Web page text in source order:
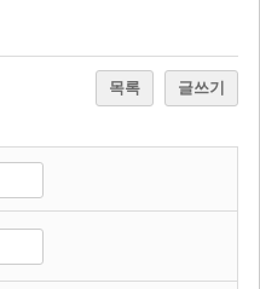
목록 글쓰기